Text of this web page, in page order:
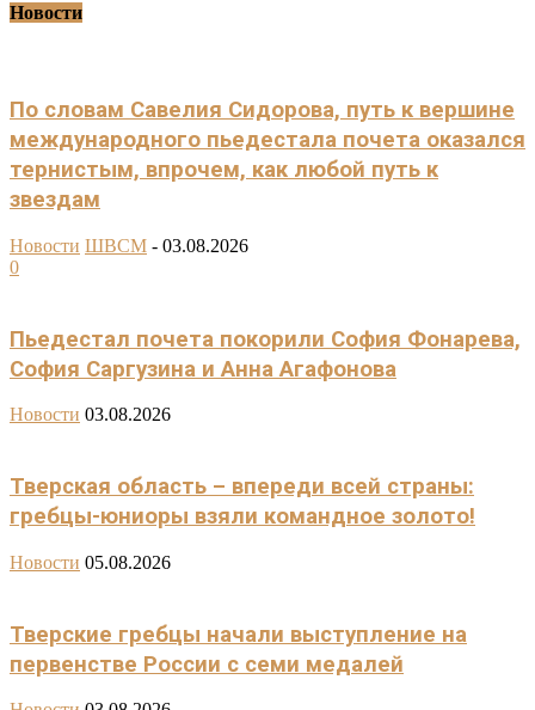
Новости
По словам Савелия Сидорова, путь к вершине
международного пьедестала почета оказался
тернистым, впрочем, как любой путь к
звездам
Новости ШВСМ - 03.08.2026
0
Пьедестал почета покорили София Фонарева,
София Саргузина и Анна Агафонова
Новости 03.08.2026
Тверская область – впереди всей страны:
гребцы-юниоры взяли командное золото!
Новости 05.08.2026
Тверские гребцы начали выступление на
первенстве России с семи медалей